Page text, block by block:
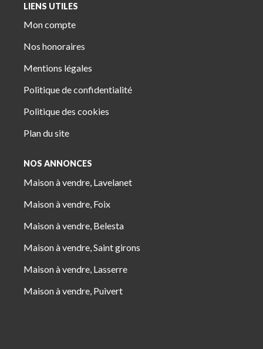
LIENS UTILES
Mon compte
Nos honoraires
Mentions légales
Politique de confidentialité
Politique des cookies
Plan du site
NOS ANNONCES
Maison à vendre, Lavelanet
Maison à vendre, Foix
Maison à vendre, Belesta
Maison à vendre, Saint girons
Maison à vendre, Lasserre
Maison à vendre, Puivert